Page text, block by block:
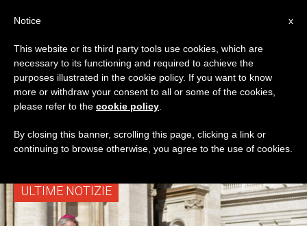
TAG
Posts Tagged
‘intenzioni’
ULTIME NOTIZIE
x
Notice
This website or its third party tools use cookies, which are
necessary to its functioning and required to achieve the
purposes illustrated in the cookie policy. If you want to know
more or withdraw your consent to all or some of the cookies,
please refer to the cookie policy
By closing this banner, scrolling this page, clicking a link or
continuing to browse otherwise, you agree to the use of cookies.